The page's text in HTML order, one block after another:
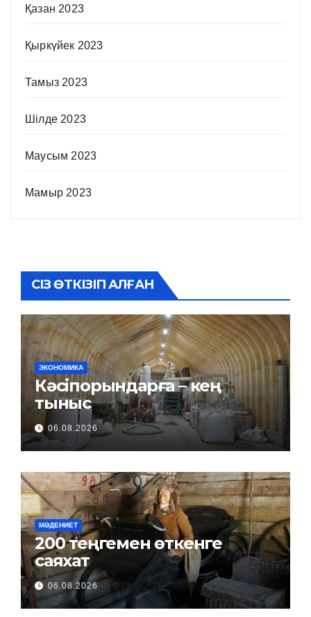
Қазан 2023
Қыркүйек 2023
Тамыз 2023
Шілде 2023
Маусым 2023
Мамыр 2023
СІЗ ӨТКІЗІП АЛҒАН
ЭКОНОМИКА
Кәсіпорындарға – кең
тыныс
06.08.2026
МӘДЕНИЕТ
200 теңгемен өткенге
саяхат
06.08.2026